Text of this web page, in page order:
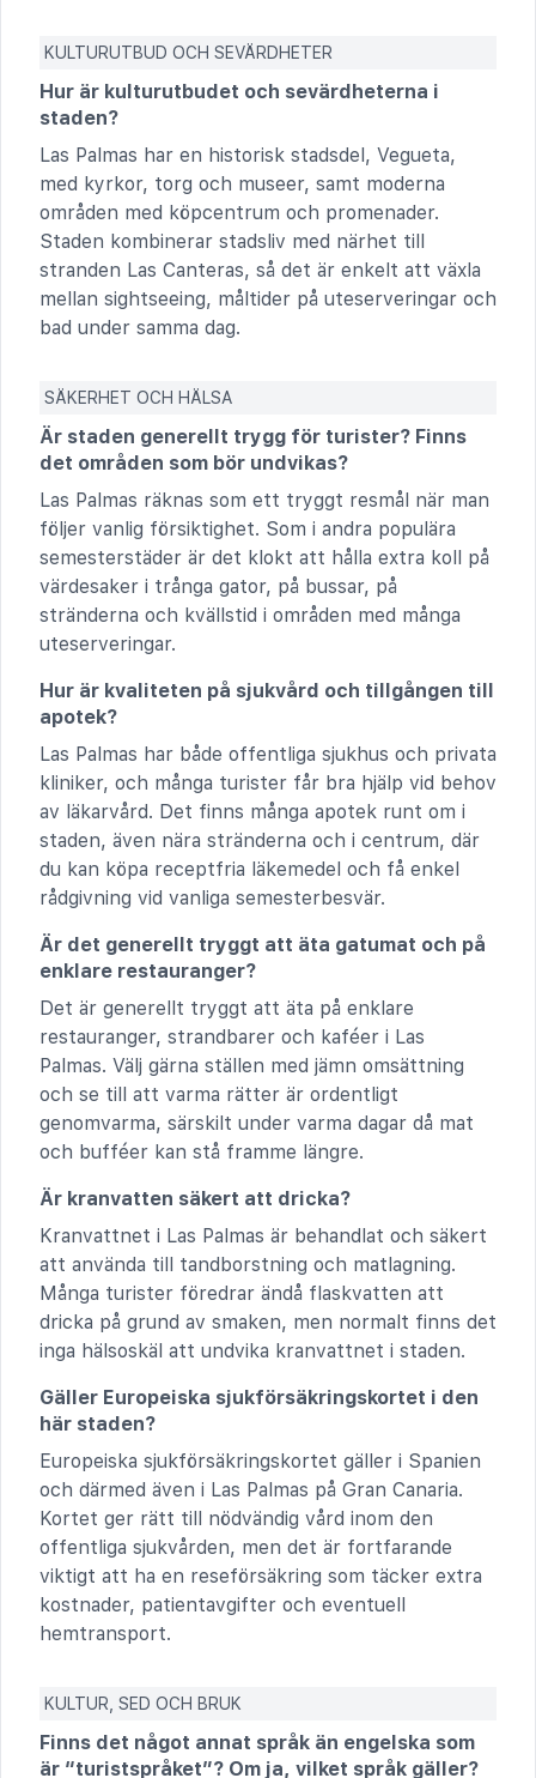
KULTURUTBUD OCH SEVÄRDHETER
Hur är kulturutbudet och sevärdheterna i
staden?
Las Palmas har en historisk stadsdel, Vegueta,
med kyrkor, torg och museer, samt moderna
områden med köpcentrum och promenader.
Staden kombinerar stadsliv med närhet till
stranden Las Canteras, så det är enkelt att växla
mellan sightseeing, måltider på uteserveringar och
bad under samma dag.
SÄKERHET OCH HÄLSA
Är staden generellt trygg för turister? Finns
det områden som bör undvikas?
Las Palmas räknas som ett tryggt resmål när man
följer vanlig försiktighet. Som i andra populära
semesterstäder är det klokt att hålla extra koll på
värdesaker i trånga gator, på bussar, på
stränderna och kvällstid i områden med många
uteserveringar.
Hur är kvaliteten på sjukvård och tillgången till
apotek?
Las Palmas har både offentliga sjukhus och privata
kliniker, och många turister får bra hjälp vid behov
av läkarvård. Det finns många apotek runt om i
staden, även nära stränderna och i centrum, där
du kan köpa receptfria läkemedel och få enkel
rådgivning vid vanliga semesterbesvär.
Är det generellt tryggt att äta gatumat och på
enklare restauranger?
Det är generellt tryggt att äta på enklare
restauranger, strandbarer och kaféer i Las
Palmas. Välj gärna ställen med jämn omsättning
och se till att varma rätter är ordentligt
genomvarma, särskilt under varma dagar då mat
och bufféer kan stå framme längre.
Är kranvatten säkert att dricka?
Kranvattnet i Las Palmas är behandlat och säkert
att använda till tandborstning och matlagning.
Många turister föredrar ändå flaskvatten att
dricka på grund av smaken, men normalt finns det
inga hälsoskäl att undvika kranvattnet i staden.
Gäller Europeiska sjukförsäkringskortet i den
här staden?
Europeiska sjukförsäkringskortet gäller i Spanien
och därmed även i Las Palmas på Gran Canaria.
Kortet ger rätt till nödvändig vård inom den
offentliga sjukvården, men det är fortfarande
viktigt att ha en reseförsäkring som täcker extra
kostnader, patientavgifter och eventuell
hemtransport.
KULTUR, SED OCH BRUK
Finns det något annat språk än engelska som
är “turistspråket”? Om ja, vilket språk gäller?